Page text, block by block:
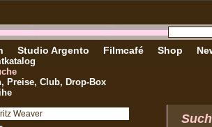
Preise, Club, Drop-Box
Studio Argento Filmcafé Shop